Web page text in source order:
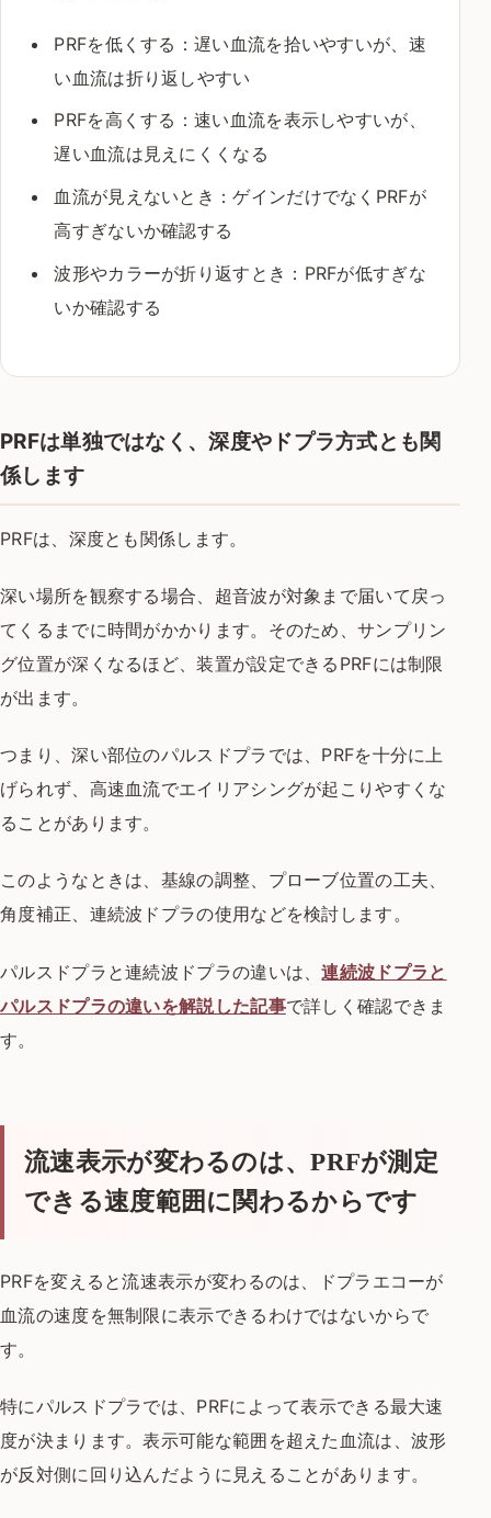
PRFを低くする：遅い血流を拾いやすいが、速
い血流は折り返しやすい
PRFを高くする：速い血流を表示しやすいが、
遅い血流は見えにくくなる
血流が見えないとき：ゲインだけでなくPRFが
高すぎないか確認する
波形やカラーが折り返すとき：PRFが低すぎな
いか確認する
PRFは単独ではなく、深度やドプラ方式とも関
係します
PRFは、深度とも関係します。
深い場所を観察する場合、超音波が対象まで届いて戻っ
てくるまでに時間がかかります。そのため、サンプリン
グ位置が深くなるほど、装置が設定できるPRFには制限
が出ます。
つまり、深い部位のパルスドプラでは、PRFを十分に上
げられず、高速血流でエイリアシングが起こりやすくな
ることがあります。
このようなときは、基線の調整、プローブ位置の工夫、
角度補正、連続波ドプラの使用などを検討します。
パルスドプラと連続波ドプラの違いは、連続波ドプラと
パルスドプラの違いを解説した記事で詳しく確認できま
す。
流速表示が変わるのは、PRFが測定
できる速度範囲に関わるからです
PRFを変えると流速表示が変わるのは、ドプラエコーが
血流の速度を無制限に表示できるわけではないからで
す。
特にパルスドプラでは、PRFによって表示できる最大速
度が決まります。表示可能な範囲を超えた血流は、波形
が反対側に回り込んだように見えることがあります。